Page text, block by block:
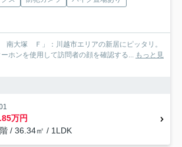
大塚 Ｆ」：川越市エリアの新居にピッタリ。
ホンを使用して訪問者の顔を確認する... もっと見
万円
/ 36.34㎡ / 1LDK